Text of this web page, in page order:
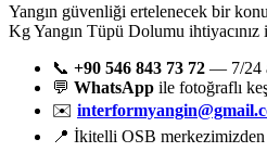
Yangın güvenliği ertelenecek bir
Kg Yangın Tüpü Dolumu ihtiyacınız
📞 +90 546 843 73 72 — 7/24
💬 WhatsApp ile fotoğraflı
✉️
📍 İkitelli OSB